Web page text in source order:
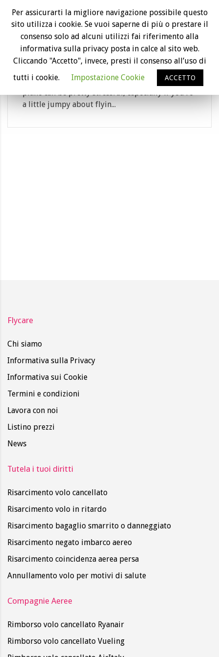
11
Apr
15 Tips for Nervous flyers
Category: passeggeri aerei
15 Tips for Nervous flyers 15 helpful travel
hacks to make flying stress free Traveling on a
a little jumpy about flyin...
Flycare
Chi siamo
Informativa sulla Privacy
Informativa sui Cookie
Termini e condizioni
Lavora con noi
Listino prezzi
News
Tutela i tuoi diritti
Risarcimento volo cancellato
Risarcimento volo in ritardo
Risarcimento bagaglio smarrito o danneggiato
Risarcimento negato imbarco aereo
Risarcimento coincidenza aerea persa
Annullamento volo per motivi di salute
Compagnie Aeree
Rimborso volo cancellato Ryanair
Rimborso volo cancellato Vueling
Per assicurarti la migliore navigazione possibile questo
sito utilizza i cookie. Se vuoi saperne di più o prestare il
consenso solo ad alcuni utilizzi fai riferimento alla
informativa sulla privacy posta in calce al sito web.
Cliccando "Accetto", invece, presti il consenso all’uso di
tutti i cookie.
Impostazione Cookie ACCETTO